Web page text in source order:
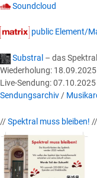
Soundcloud
public Element/
Substral – das
Wiederholung:
Live-Sendung:
Sendungsarchiv/
//Spektral muss bleiben! //